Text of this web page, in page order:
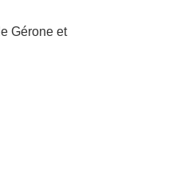
Gérone et